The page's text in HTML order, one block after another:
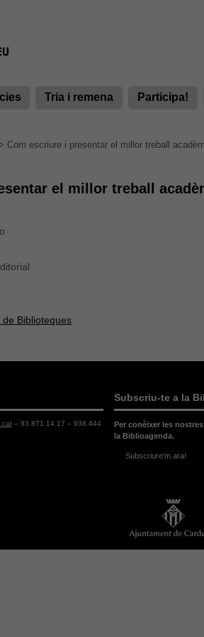
Tria i remena Participa!
> Com escriure i presentar el millor treball
el millor treball
Biblioteques
– 93 871 14 17 – 938 444
Subscriu-te a la
Per conèixer les
la Biblioagenda.
Subscriure'm ara!